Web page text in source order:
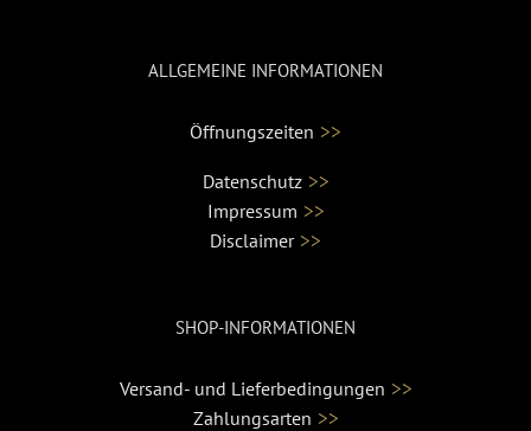
ALLGEMEINE INFORMATIONEN
Öffnungszeiten >>
Datenschutz >>
Impressum >>
Disclaimer >>
SHOP-INFORMATIONEN
Versand- und Lieferbedingungen >>
Zahlungsarten >>